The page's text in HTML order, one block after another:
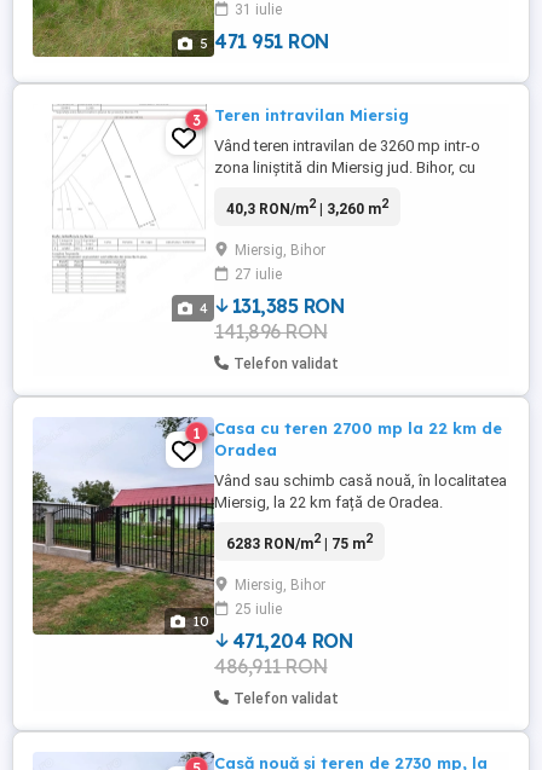
5
anexă. -Utilități: Curent, apă pe teren și
fibră optică ...
31 iulie
471 951 RON
4
3 Teren intravilan Miersig
Vând teren intravilan de 3260 mp intr-o
zona liniștită din Miersig jud. Bihor, cu
fructiferi. Teren ideal pentru construirea
40,3 RON/m2| 3,260 m2
Miersig, Bihor
27 iulie
131,385 RON
141,896 RON
Telefon validat
10
1
Casa cu teren 2700 mp la 22 km de
Oradea
Vând sau schimb casă nouă, în localitatea
Miersig, la 22 km față de Oradea.
împrejmuit, front stradal 27 m, suprafața
(magazie). Construcție BCA, izolație
exterioară, izolație pod, tencuit interior,
geamuri uși intrare PVC, gresie, ...
6283 RON/m2| 75 m2
Miersig, Bihor
25 iulie
471,204 RON
486,911 RON
Telefon validat
Casă nouă și teren de 2730 mp, la